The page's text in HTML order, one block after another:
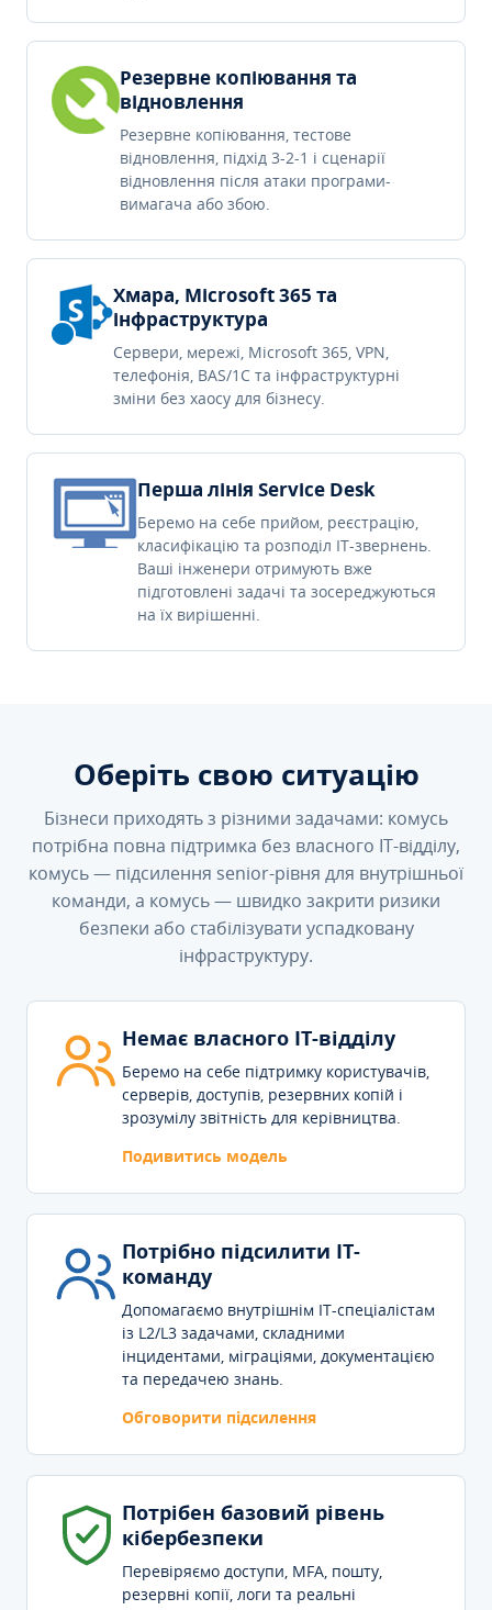
Резервне копіювання та
відновлення
Резервне копіювання, тестове
відновлення, підхід 3-2-1 і сценарії
відновлення після атаки програми-
вимагача або збою.
Хмара, Microsoft 365 та
інфраструктура
Сервери, мережі, Microsoft 365, VPN,
телефонія, BAS/1C та інфраструктурні
зміни без хаосу для бізнесу.
Перша лінія Service Desk
Беремо на себе прийом, реєстрацію,
класифікацію та розподіл IT-звернень.
Ваші інженери отримують вже
підготовлені задачі та зосереджуються
на їх вирішенні.
Оберіть свою ситуацію
Бізнеси приходять з різними задачами: комусь
потрібна повна підтримка без власного IT-відділу,
комусь — підсилення senior-рівня для внутрішньої
команди, а комусь — швидко закрити ризики
безпеки або стабілізувати успадковану
інфраструктуру.
Немає власного IT-відділу
Беремо на себе підтримку користувачів,
серверів, доступів, резервних копій і
зрозумілу звітність для керівництва.
Подивитись модель
Потрібно підсилити IT-
команду
Допомагаємо внутрішнім IT-спеціалістам
із L2/L3 задачами, складними
інцидентами, міграціями, документацією
та передачею знань.
Обговорити підсилення
Потрібен базовий рівень
кібербезпеки
Перевіряємо доступи, MFA, пошту,
резервні копії, логи та реальні